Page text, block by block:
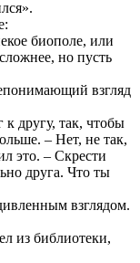
биополе, или
но пусть
взгляд
другу, так, чтобы
– Нет, не так,
это. – Скрести
друга. Что ты
взглядом.
из библиотеки,